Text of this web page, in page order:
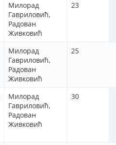
Милорад
Гавриловић,
Радован
Живковић
23
Милорад
Гавриловић,
Радован
Живковић
25
Милорад
Гавриловић,
Радован
Живковић
30